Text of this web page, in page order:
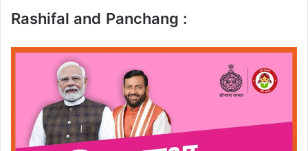
Rashifal and Panchang :